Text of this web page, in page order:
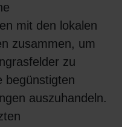
mit den lokalen
zusammen, um
zu
begünstigten
auszuhandeln.